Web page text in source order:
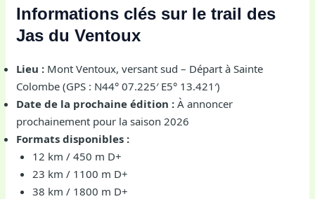
Informations clés sur le trail des
Jas du Ventoux
Lieu : Mont Ventoux, versant sud – Départ à Sainte
Colombe (GPS : N44° 07.225′ E5° 13.421′)
Date de la prochaine édition : À annoncer
prochainement pour la saison 2026
Formats disponibles :
12 km / 450 m D+
23 km / 1100 m D+
38 km / 1800 m D+